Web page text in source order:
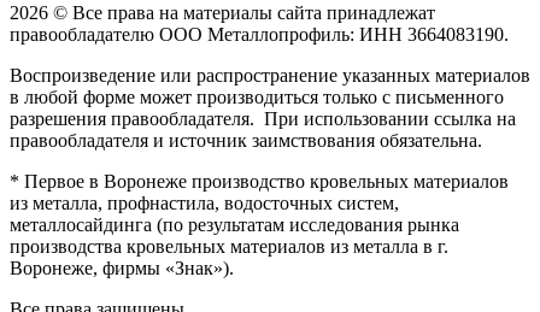
2026 © Все права на материалы сайта принадлежат
правообладателю ООО Металлопрофиль: ИНН 3664083190.
Воспроизведение или распространение указанных материалов
в любой форме может производиться только с письменного
разрешения правообладателя. При использовании ссылка на
правообладателя и источник заимствования обязательна.
* Первое в Воронеже производство кровельных материалов
из металла, профнастила, водосточных систем,
металлосайдинга (по результатам исследования рынка
производства кровельных материалов из металла в г.
Воронеже, фирмы «Знак»).